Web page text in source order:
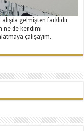
gelmişten farklıdır
ne de kendimi
çalışayım.